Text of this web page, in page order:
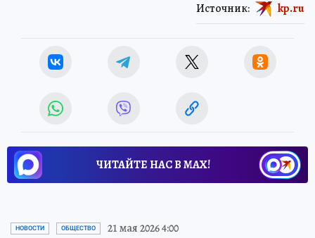
Источник: kp.ru
ЧИТАЙТЕ НАС В МАХ!
НОВОСТИ ОБЩЕСТВО 21 мая 2026 4:00